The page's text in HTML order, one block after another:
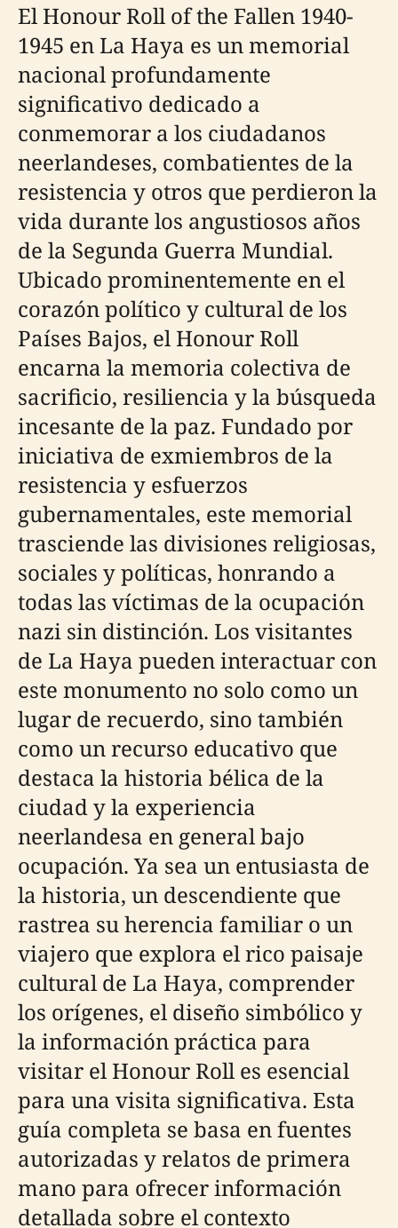
El Honour Roll of the Fallen 1940-
1945 en La Haya es un memorial
nacional profundamente
significativo dedicado a
conmemorar a los ciudadanos
neerlandeses, combatientes de la
resistencia y otros que perdieron la
vida durante los angustiosos años
de la Segunda Guerra Mundial.
Ubicado prominentemente en el
corazón político y cultural de los
Países Bajos, el Honour Roll
encarna la memoria colectiva de
sacrificio, resiliencia y la búsqueda
incesante de la paz. Fundado por
iniciativa de exmiembros de la
resistencia y esfuerzos
gubernamentales, este memorial
trasciende las divisiones religiosas,
sociales y políticas, honrando a
todas las víctimas de la ocupación
nazi sin distinción. Los visitantes
de La Haya pueden interactuar con
este monumento no solo como un
lugar de recuerdo, sino también
como un recurso educativo que
destaca la historia bélica de la
ciudad y la experiencia
neerlandesa en general bajo
ocupación. Ya sea un entusiasta de
la historia, un descendiente que
rastrea su herencia familiar o un
viajero que explora el rico paisaje
cultural de La Haya, comprender
los orígenes, el diseño simbólico y
la información práctica para
visitar el Honour Roll es esencial
para una visita significativa. Esta
guía completa se basa en fuentes
autorizadas y relatos de primera
mano para ofrecer información
detallada sobre el contexto